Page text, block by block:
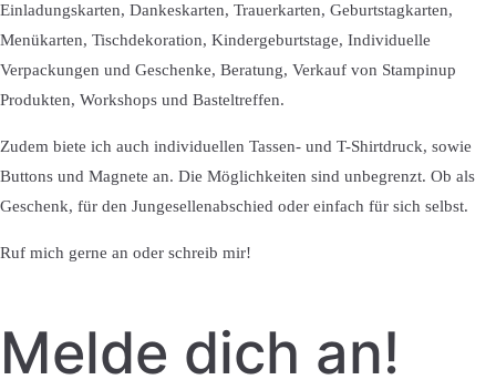
Einladungskarten, Dankeskarten, Trauerkarten, Geburtstagkarten,
Menükarten, Tischdekoration, Kindergeburtstage, Individuelle
Verpackungen und Geschenke, Beratung, Verkauf von Stampinup
Produkten, Workshops und Basteltreffen.
Zudem biete ich auch individuellen Tassen- und T-Shirtdruck, sowie
Buttons und Magnete an. Die Möglichkeiten sind unbegrenzt. Ob als
Geschenk, für den Jungesellenabschied oder einfach für sich selbst.
Ruf mich gerne an oder schreib mir!
Melde dich an!